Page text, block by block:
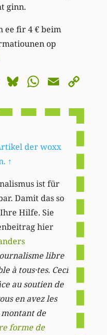
ginn.
ee fir 4 € beim
op
Facebook
BlueskyEmail
der woxx
↑
ist für
Damit das so
Hilfe. Sie
hier
libre
à tous·tes. Ceci
au soutien de
en avez les
montant de
forme de